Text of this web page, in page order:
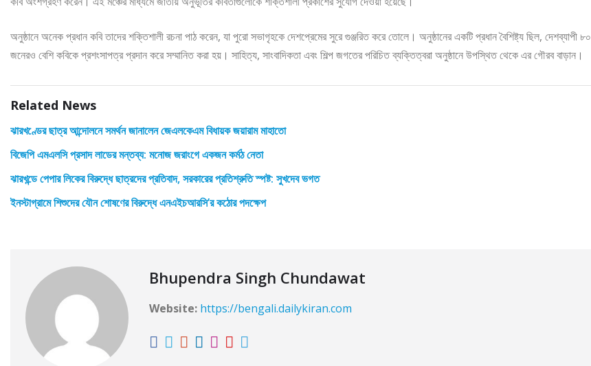
অনুষ্ঠানে অনেক প্রধান কবি তাদের শক্তিশালী রচনা পাঠ করেন, যা পুরো সভাগৃহকে দেশপ্রেমের সুরে গুঞ্জরিত করে তোলে। অনুষ্ঠানের একটি প্রধান বৈশিষ্ট্য ছিল, দেশব্যাপী ৮০
জনেরও বেশি কবিকে প্রশংসাপত্র প্রদান করে সম্মানিত করা হয়। সাহিত্য, সাংবাদিকতা এবং শিল্প জগতের পরিচিত ব্যক্তিত্বরা অনুষ্ঠানে উপস্থিত থেকে এর গৌরব বাড়ান।
Related News
ঝারখণ্ডের ছাত্র আন্দোলনে সমর্থন জানালেন জেএলকেএম বিধায়ক জয়ারাম মাহাতো
বিজেপি এমএলসি প্রসাদ লাডের মন্তব্য: মনোজ জরাংগে একজন কর্মঠ নেতা
ঝারখন্ডে পেপার লিকের বিরুদ্ধে ছাত্রদের প্রতিবাদ, সরকারের প্রতিশ্রুতি স্পষ্ট: সুখদেব ভগত
ইনস্টাগ্রামে শিশুদের যৌন শোষণের বিরুদ্ধে এনএইচআরসি’র কঠোর পদক্ষেপ
Bhupendra Singh Chundawat
Website: https://bengali.dailykiran.com